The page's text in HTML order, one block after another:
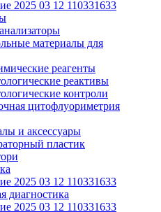
материалы для
реагенты
реактивы
контроли
цитофлуориметрия
и аксессуары
пластик
диагностика